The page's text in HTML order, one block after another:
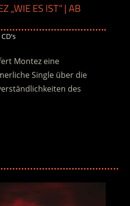
„WIE ES IST“ | AB
Desiree
CD's
Montez eine
Single über die
des